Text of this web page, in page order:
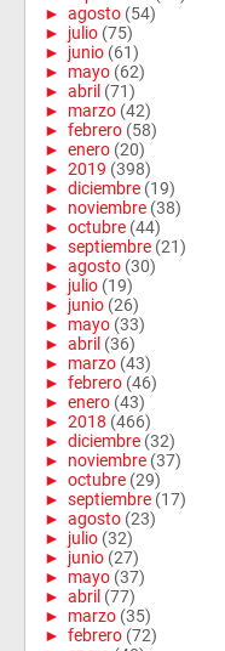
► agosto (54)
► julio (75)
► junio (61)
► mayo (62)
► abril (71)
► marzo (42)
► febrero (58)
► enero (20)
► 2019 (398)
► diciembre (19)
► noviembre (38)
► octubre (44)
► septiembre (21)
► agosto (30)
► julio (19)
► junio (26)
► mayo (33)
► abril (36)
► marzo (43)
► febrero (46)
► enero (43)
► 2018 (466)
► diciembre (32)
► noviembre (37)
► octubre (29)
► septiembre (17)
► agosto (23)
► julio (32)
► junio (27)
► mayo (37)
► abril (77)
► marzo (35)
► febrero (72)